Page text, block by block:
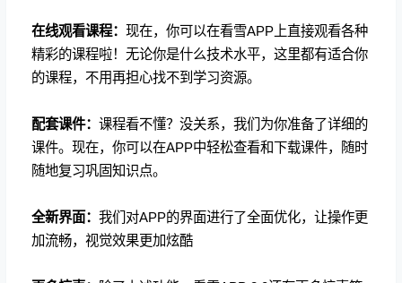
在线观看课程： 现在，你可以在看雪APP上直接观看各种
精彩的课程啦！无论你是什么技术水平，这里都有适合你
的课程，不用再担心找不到学习资源。
配套课件： 课程看不懂？没关系，我们为你准备了详细的
课件。现在，你可以在APP中轻松查看和下载课件，随时
随地复习巩固知识点。
全新界面： 我们对APP的界面进行了全面优化，让操作更
加流畅，视觉效果更加炫酷